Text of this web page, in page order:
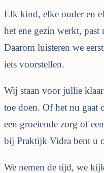
Elk kind, elke ouder en
het ene gezin werkt,
Daarom luisteren we
iets voorstellen.
Wij staan voor jullie
toe doen. Of het nu gaat
een groeiende zorg of
bij Praktijk Vidra bent u
We nemen de tijd, we